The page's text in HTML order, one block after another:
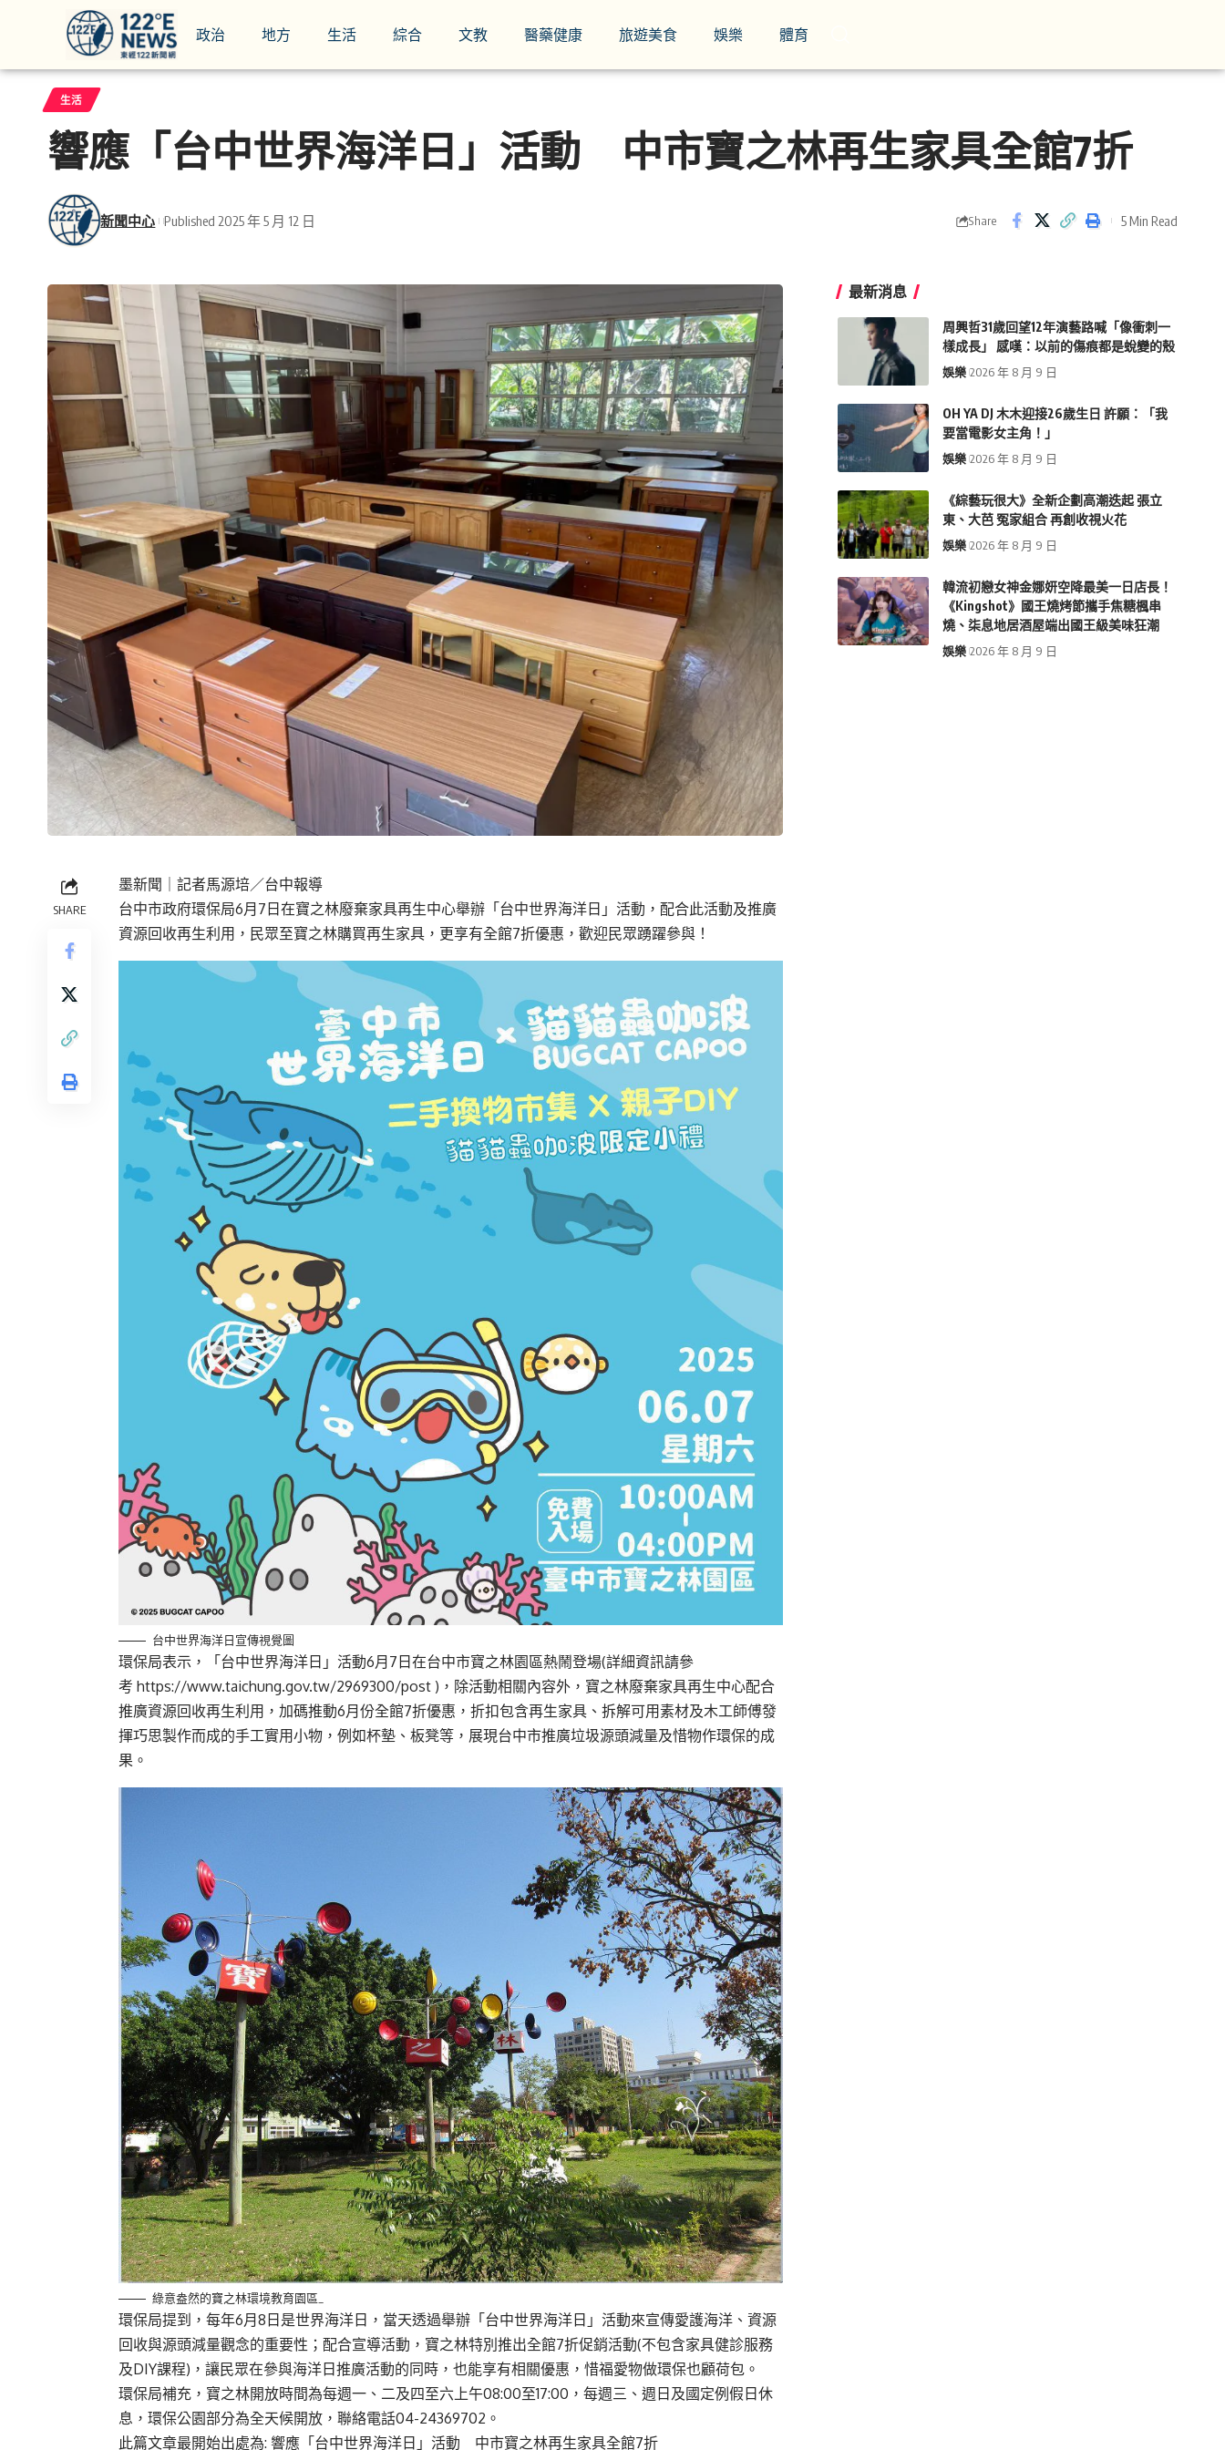
政治 地方 生活 綜合 文教 醫藥健康 旅遊美食 娛樂 體育
生活
響應「台中世界海洋日」活動 中市寶之林再生家具全館7折
新聞中心 Published 2025 年 5 月 12 日 Share 5 Min Read
SHARE
墨新聞 ｜記者馬源培／台中報導
台中市政府環保局6月7日在寶之林廢棄家具再生中心舉辦「台中世界海洋日」活動，配合此活動及推廣
資源回收再生利用，民眾至寶之林購買再生家具，更享有全館7折優惠，歡迎民眾踴躍參與！
台中世界海洋日宣傳視覺圖
環保局表示，「台中世界海洋日」活動6月7日在台中市寶之林園區熱鬧登場(詳細資訊請參
考 https://www.taichung.gov.tw/2969300/post )，除活動相關內容外，寶之林廢棄家具再生中心配合
推廣資源回收再生利用，加碼推動6月份全館7折優惠，折扣包含再生家具、拆解可用素材及木工師傅發
揮巧思製作而成的手工實用小物，例如杯墊、板凳等，展現台中市推廣垃圾源頭減量及惜物作環保的成
果。
綠意盎然的寶之林環境教育園區_
環保局提到，每年6月8日是世界海洋日，當天透過舉辦「台中世界海洋日」活動來宣傳愛護海洋、資源
回收與源頭減量觀念的重要性；配合宣導活動，寶之林特別推出全館7折促銷活動(不包含家具健診服務
及DIY課程)，讓民眾在參與海洋日推廣活動的同時，也能享有相關優惠，惜福愛物做環保也顧荷包。
環保局補充，寶之林開放時間為每週一、二及四至六上午08:00至17:00，每週三、週日及國定例假日休
息，環保公園部分為全天候開放，聯絡電話04-24369702。
此篇文章最開始出處為: 響應「台中世界海洋日」活動 中市寶之林再生家具全館7折
最新消息
周興哲31歲回望12年演藝路喊「像衝刺一
樣成長」 感嘆：以前的傷痕都是蛻變的殼
娛樂 2026 年 8 月 9 日
OH YA DJ 木木迎接26歲生日 許願：「我
要當電影女主角！」
娛樂 2026 年 8 月 9 日
《綜藝玩很大》全新企劃高潮迭起 張立
東、大芭 冤家組合 再創收視火花
娛樂 2026 年 8 月 9 日
韓流初戀女神金娜妍空降最美一日店長！
《Kingshot》國王燒烤節攜手焦糖楓串
燒、柒息地居酒屋端出國王級美味狂潮
娛樂 2026 年 8 月 9 日